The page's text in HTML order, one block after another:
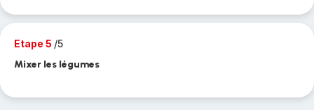
Etape 5 /5
Mixer les légumes